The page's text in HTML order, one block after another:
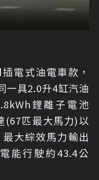
電式油電車款，
一具2.0升4缸汽油
鋰離子電池
(67匹最大馬力)以
大綜效馬力輸出
能行駛約43.4公